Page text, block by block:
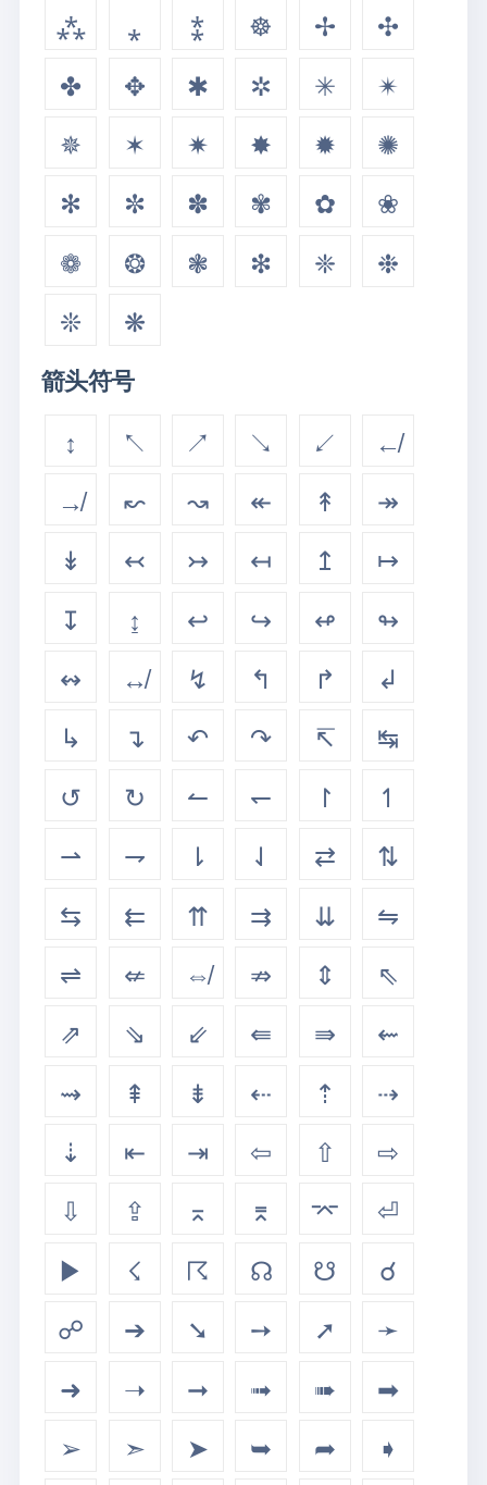
⁂
⁎ ⁑ ☸ ✢
✣
✤
✥ ✱ ✲ ✳
✴
✵
✶ ✷ ✸ ✹
✺
✻
✼ ✽ ✾ ✿
❀
❁
❂ ❃ ❇ ❈
❉
❊
❋
箭头符号
↕ ↖ ↗ ↘ ↙
↚
↛
↜ ↝ ↞ ↟
↠
↡
↢ ↣ ↤ ↥
↦
↧
↨ ↩ ↪ ↫
↬
↭
↮ ↯ ↰ ↱
↲
↳
↴ ↶ ↷ ↸
↹
↺
↻ ↼ ↽ ↾
↿
⇀
⇁ ⇂ ⇃ ⇄
⇅
⇆
⇇ ⇈ ⇉ ⇊
⇋
⇌
⇍ ⇎ ⇏ ⇕
⇖
⇗
⇘ ⇙ ⇚ ⇛
⇜
⇝
⇞ ⇟ ⇠ ⇡
⇢
⇣
⇤ ⇥ ⇦ ⇧
⇨
⇩
⇪ ⌅ ⌆ ⌤
⏎
▶
☇ ☈ ☊ ☋
☌
☍
➔ ➘ ➙ ➚
➛
➜
➝ ➞ ➟ ➠
➡
➢
➣ ➤ ➥ ➦
➧